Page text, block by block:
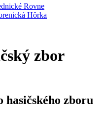
Rovne
Hôrka
zbor
zboru